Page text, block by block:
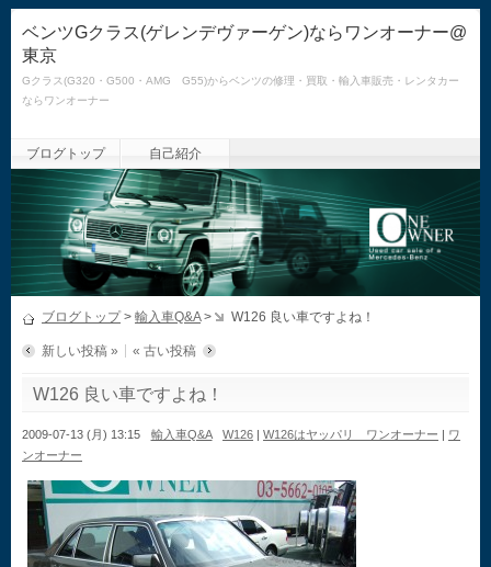
ベンツGクラス(ゲレンデヴァーゲン)ならワンオーナー@
東京
Gクラス(G320・G500・AMG G55)からベンツの修理・買取・輸入車販売・レンタカー
ならワンオーナー
ブログトップ 自己紹介
ブログトップ> 輸入車Q&A> W126 良い車ですよね！
新しい投稿 » « 古い投稿
W126 良い車ですよね！
2009-07-13 (月) 13:15 輸入車Q&A W126 |W126はヤッパリ ワンオーナー | ワ
ンオーナー